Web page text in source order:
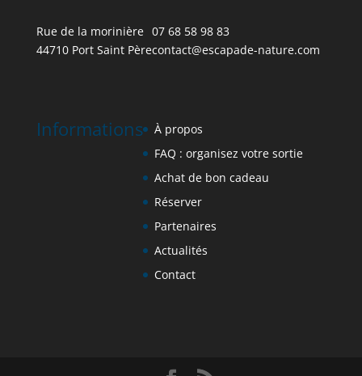
Rue de la morinière
44710 Port Saint Père
07 68 58 98 83
contact@escapade-nature.com
Informations
À propos
FAQ : organisez votre sortie
Achat de bon cadeau
Réserver
Partenaires
Actualités
Contact